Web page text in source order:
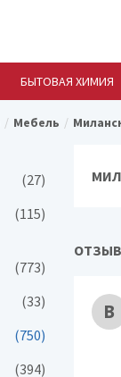
БЫТОВАЯ ХИМИЯ
Мебель
В
(27)
(115)
(773)
(33)
(750)
(394)